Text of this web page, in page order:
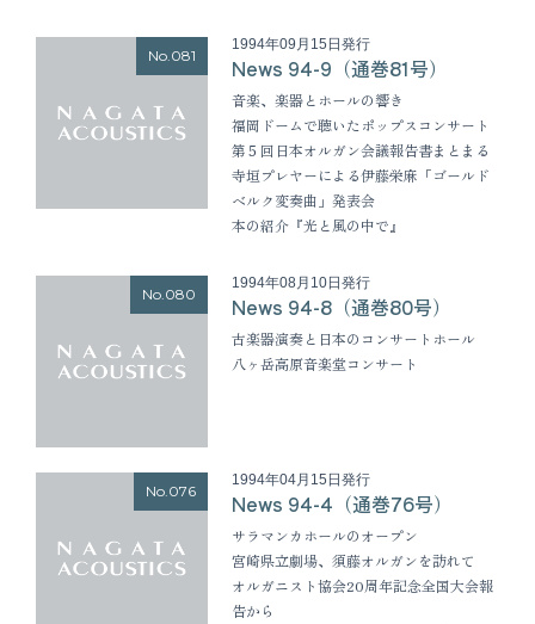
No.081
1994年09月15日発行
News 94-9（通巻81号）
音楽、楽器とホールの響き
福岡ドームで聴いたポップスコンサート
第５回日本オルガン会議報告書まとまる
寺垣プレヤーによる伊藤栄麻「ゴールド
ベルク変奏曲」発表会
本の紹介『光と風の中で』
No.080
1994年08月10日発行
News 94-8（通巻80号）
古楽器演奏と日本のコンサートホール
八ヶ岳高原音楽堂コンサート
No.076
1994年04月15日発行
News 94-4（通巻76号）
サラマンカホールのオープン
宮崎県立劇場、須藤オルガンを訪れて
オルガニスト協会20周年記念全国大会報
告から